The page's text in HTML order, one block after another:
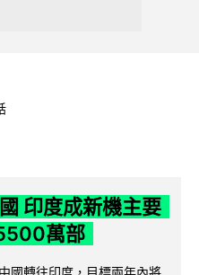
印度成新機主要
萬部